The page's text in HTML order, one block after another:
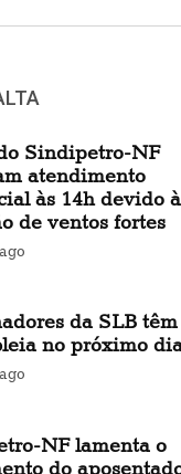
Sindipetro-NF
atendimento
às 14h devido à
de ventos fortes
da SLB têm
no próximo
NF lamenta o
do